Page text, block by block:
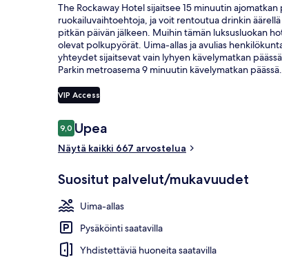
The Rockaway Hotel sijaitsee 15 minuutin
ruokailuvaihtoehtoja, ja voit rentoutua drinkin
pitkän päivän jälkeen. Muihin tämän luksusluokan
olevat polkupyörät. Uima-allas ja avulias
yhteydet sijaitsevat vain lyhyen kävelymatkan
Parkin metroasema 9 minuutin kävelymatkan päässä.
VIP Access
Arvostelut
9,09,0 kautta 10.
Upea
Näytä kaikki 667 arvostelua
Suositut palvelut/mukavuudet
Uima-allas
Pysäköinti saatavilla
Yhdistettäviä huoneita saatavilla